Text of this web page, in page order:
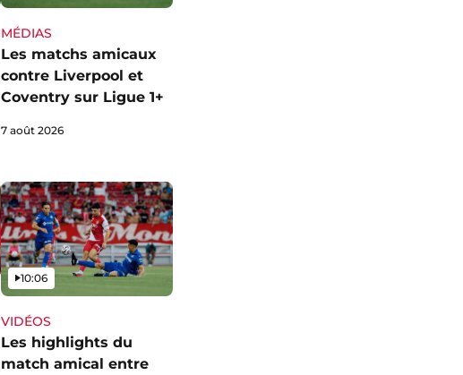
MÉDIAS
Les matchs amicaux
contre Liverpool et
Coventry sur Ligue 1+
7 août 2026
VIDÉOS
Les highlights du
match amical entre
Vidéo
10:06